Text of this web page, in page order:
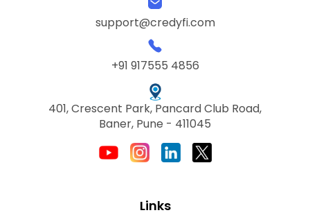
support@credyfi.com
+91 917555 4856
401, Crescent Park, Pancard Club Road,
Baner, Pune - 411045
Links